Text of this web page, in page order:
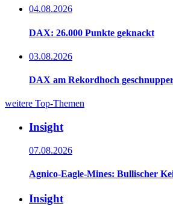
04.08.2026
DAX: 26.000 Punkte geknackt
03.08.2026
DAX am Rekordhoch
weitere Top-Themen
Insight
07.08.2026
Agnico-Eagle-Mines: Bullischer
Insight